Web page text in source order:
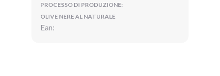
PROCESSO DI PRODUZIONE:
OLIVE NERE AL NATURALE
Ean: